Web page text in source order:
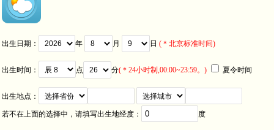
出生日期： 年 月 日 (＊北京标准时间)
出生时间： 点 分(＊24小时制,00:00~23:59。) 夏令时间
出生地点：
若不在上面的选择中，请填写出生地经度： 度